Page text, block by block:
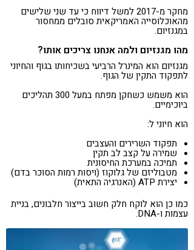
מחקר מ-2017 למשל דיווח כי עד שני שלישים
מהאוכלוסייה האמריקאית סובלים ממחסור
במגנזיום.
מהו מגנזיום ולמה אנחנו צריכים אותו?
מגנזיום הוא המינרל הרביעי בשכיחותו בגוף והחיוני
לתפקוד התקין של הגוף.
הוא משמש כשחקן מפתח במעל 300 תהליכים
ביוכימיים.
הוא חיוני ל:
תפקוד השרירים והעצבים
שמירה על קצב לב תקין
תמיכה במערכת החיסונית
מטבוליזם של גלוקוז (ויסות רמות הסוכר בדם)
יצירת ATP (האנרגיה התאית)
כמו כן הוא לוקח חלק חשוב בייצור חלבונים, בניית
עצמות ו-DNA.